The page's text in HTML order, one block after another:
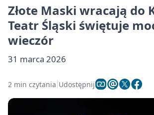
Złote Maski wracają do
Teatr Śląski świętuje
wieczór
31 marca 2026
2 min czytania Udostępnij